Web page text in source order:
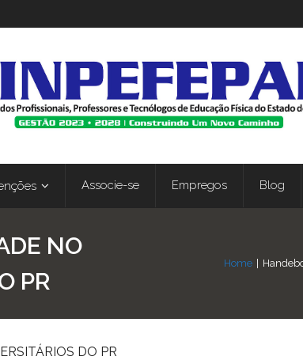
Associe-se Empregos Blog
NO
PR
Home
DO PR